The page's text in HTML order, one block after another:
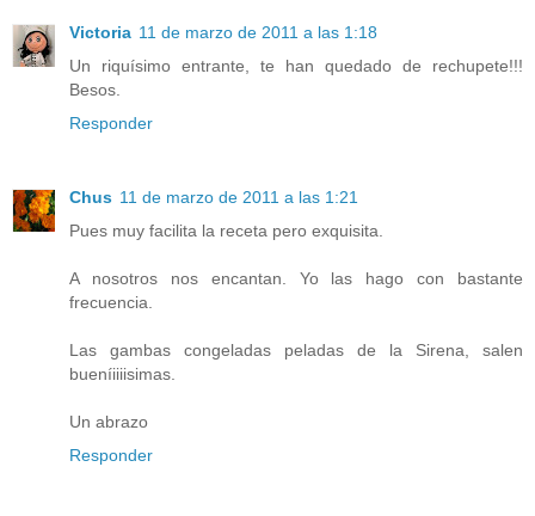
Victoria 11 de marzo de 2011 a las 1:18
Un riquísimo entrante, te han quedado de rechupete!!!
Besos.
Responder
Chus 11 de marzo de 2011 a las 1:21
Pues muy facilita la receta pero exquisita.
A nosotros nos encantan. Yo las hago con bastante
frecuencia.
Las gambas congeladas peladas de la Sirena, salen
bueníiiiisimas.
Un abrazo
Responder